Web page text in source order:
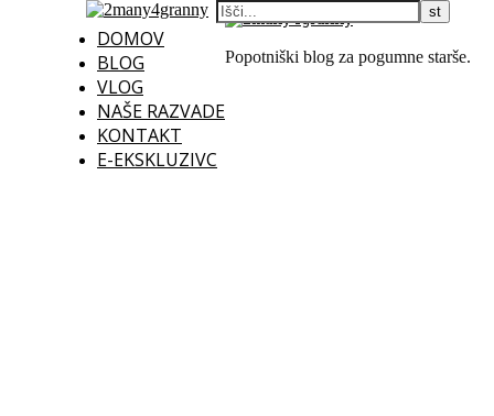
DOMOV
BLOG
VLOG
NAŠE RAZVADE
KONTAKT
E-EKSKLUZIVC
Popotniški blog za pogumne starše.